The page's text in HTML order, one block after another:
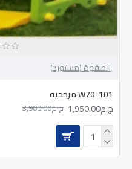
الصفوة (مستورد)
W70-101 مرجحيه
ج.م1,950.00
ج.م3,900.00